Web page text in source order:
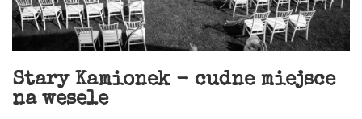
Stary Kamionek - cudne miejsce
na wesele